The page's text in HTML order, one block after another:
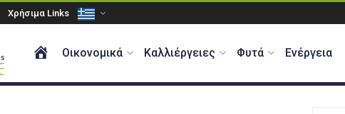
Χρήσιμα Links
ΑΡΧΙΚΗ
Οικονομικά Καλλιέργειες Φυτά Ενέργεια